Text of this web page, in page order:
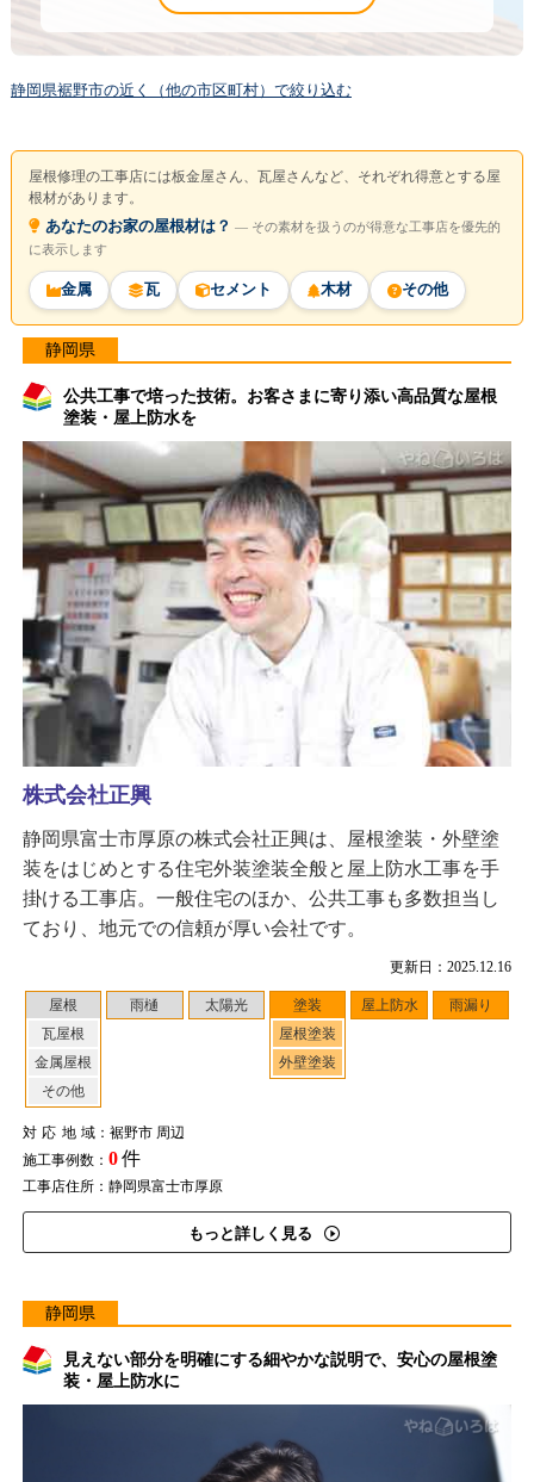
静岡県裾野市の近く（他の市区町村）で絞り込む
屋根修理の工事店には板金屋さん、瓦屋さんなど、それぞれ得意とする屋
根材があります。
あなたのお家の屋根材は？ ― その素材を扱うのが得意な工事店を優先的
に表示します
金属 瓦 セメント 木材 その他
静岡県
公共工事で培った技術。お客さまに寄り添い高品質な屋根
塗装・屋上防水を
更新日：2025.12.16
屋根
瓦屋根
金属屋根
その他
雨樋 太陽光
塗装
屋根塗装
外壁塗装
屋上防水 雨漏り
対応地域：裾野市 周辺
施工事例数： 0件
工事店住所：静岡県富士市厚原
もっと詳しく見る
株式会社正興
静岡県富士市厚原の株式会社正興は、屋根塗装・外壁塗
装をはじめとする住宅外装塗装全般と屋上防水工事を手
掛ける工事店。一般住宅のほか、公共工事も多数担当し
ており、地元での信頼が厚い会社です。
静岡県
見えない部分を明確にする細やかな説明で、安心の屋根塗
装・屋上防水に